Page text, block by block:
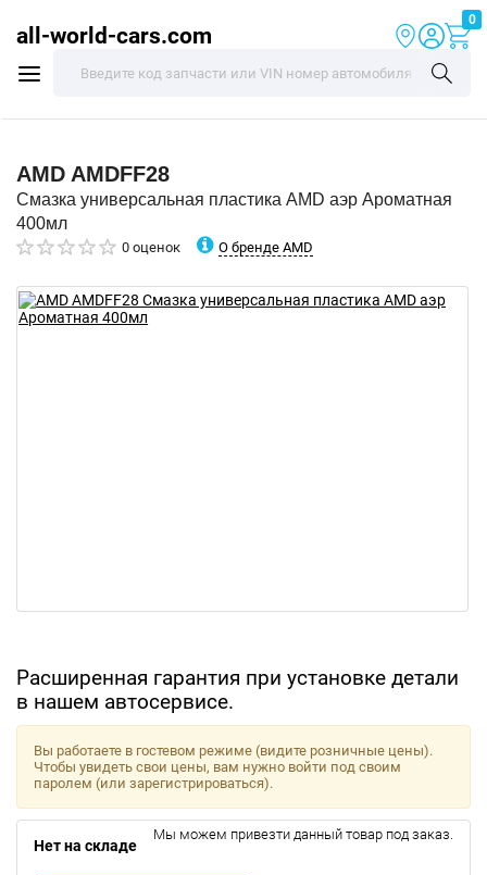
all-world-cars.com
0
AMD AMDFF28
Смазка универсальная пластика AMD аэр Ароматная
400мл
0 оценок О бренде AMD
Расширенная гарантия при установке детали
в нашем автосервисе.
Вы работаете в гостевом режиме (видите розничные цены).
Чтобы увидеть свои цены, вам нужно войти под своим
паролем (или зарегистрироваться).
Нет на складе
Мы можем привезти данный товар под заказ.